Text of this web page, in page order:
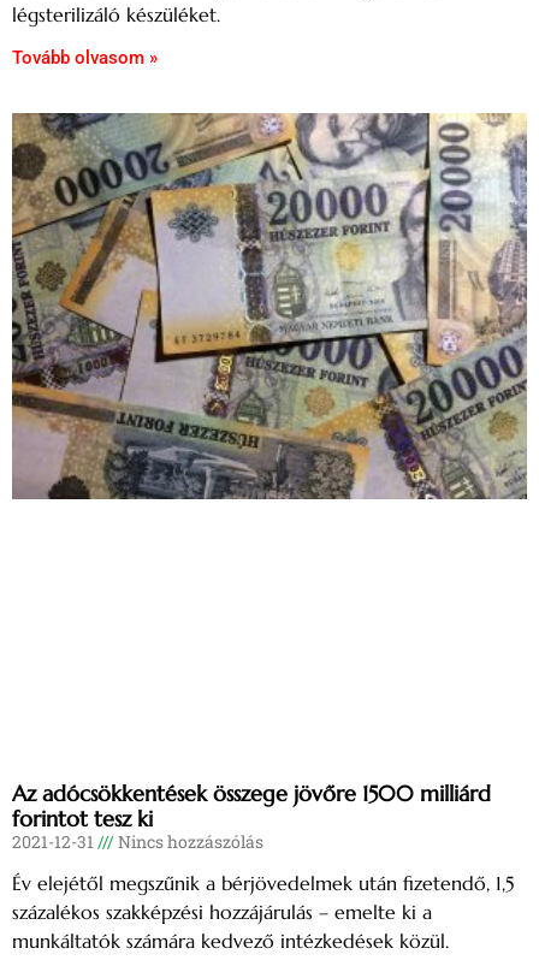
légsterilizáló készüléket.
Tovább olvasom »
Az adócsökkentések összege jövőre 1500 milliárd
forintot tesz ki
2021-12-31 Nincs hozzászólás
Év elejétől megszűnik a bérjövedelmek után fizetendő, 1,5
százalékos szakképzési hozzájárulás – emelte ki a
munkáltatók számára kedvező intézkedések közül.